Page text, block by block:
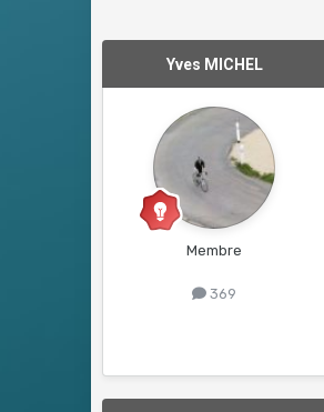
Yves MICHEL
Membre
369